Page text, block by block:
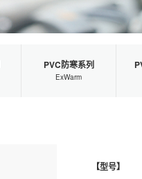
PVC防寒系列
ExWarm
【型号】